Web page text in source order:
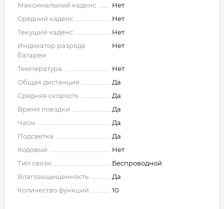
Максимальный каденс
Нет
Средний каденс
Нет
Текущий каденс
Нет
Индикатор разряда
батареи
Нет
Температура
Нет
Общая дистанция
Да
Средняя скорость
Да
Время поездки
Да
Часы
Да
Подсветка
Да
Кодовый
Нет
Тип связи
Беспроводной
Влагозащищенность
Да
Количество функций
10